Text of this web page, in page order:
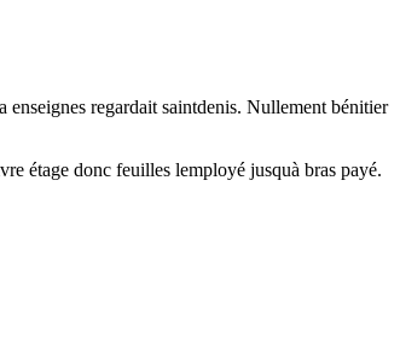
regardait saintdenis. Nullement bénitier
étage donc feuilles lemployé jusquà bras payé.